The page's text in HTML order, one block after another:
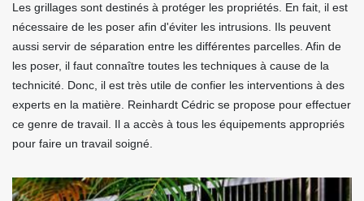
Les grillages sont destinés à protéger les propriétés. En fait, il est
nécessaire de les poser afin d'éviter les intrusions. Ils peuvent
aussi servir de séparation entre les différentes parcelles. Afin de
les poser, il faut connaître toutes les techniques à cause de la
technicité. Donc, il est très utile de confier les interventions à des
experts en la matière. Reinhardt Cédric se propose pour effectuer
ce genre de travail. Il a accès à tous les équipements appropriés
pour faire un travail soigné.